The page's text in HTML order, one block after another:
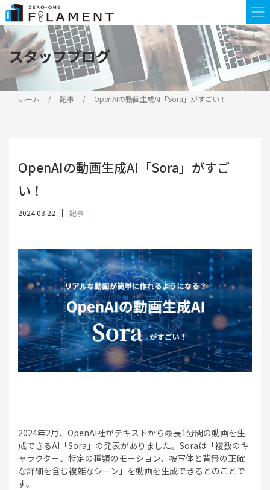
スタッフブログ
スタッフブログ
ホーム 記事 OpenAIの動画生成AI「Sora」がすごい！
OpenAIの動画生成AI「Sora」がすご
い！
2024.03.22 記事
2024年2月、OpenAI社がテキストから最長1分間の動画を生
成できるAI「Sora」の発表がありました。Soraは「複数のキ
ャラクター、特定の種類のモーション、被写体と背景の正確
な詳細を含む複雑なシーン」を動画を生成できるとのことで
す。